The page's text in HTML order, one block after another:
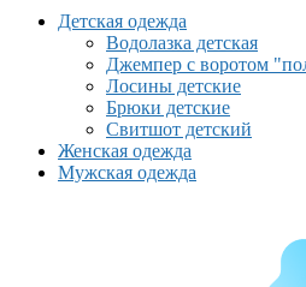
Детская одежда
Водолазка детская
Джемпер с воротом
Лосины детские
Брюки детские
Свитшот детский
Женская одежда
Мужская одежда